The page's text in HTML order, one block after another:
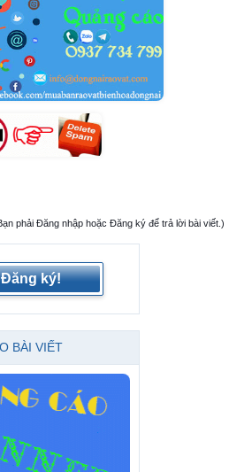
phải Đăng nhập hoặc Đăng ký để trả lời bài viết.)
Đăng ký!
BÀI VIẾT